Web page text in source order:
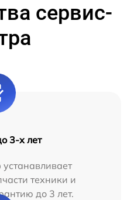
сервис-
3-х лет
техники и
до 3 лет.